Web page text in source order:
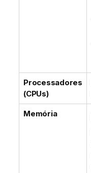
Processadores
(CPUs)
Memória